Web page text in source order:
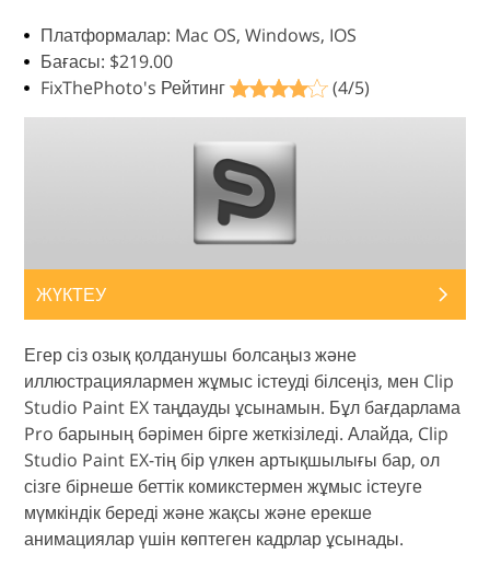
Платформалар: Mac OS, Windows, IOS
Бағасы: $219.00
FixThePhoto's Рейтинг
(4/5)
ЖҮКТЕУ
Егер сіз озық қолданушы болсаңыз және
иллюстрациялармен жұмыс істеуді білсеңіз, мен Clip
Studio Paint EX таңдауды ұсынамын. Бұл бағдарлама
Pro барының бәрімен бірге жеткізіледі. Алайда, Clip
Studio Paint EX-тің бір үлкен артықшылығы бар, ол
сізге бірнеше беттік комикстермен жұмыс істеуге
мүмкіндік береді және жақсы және ерекше
анимациялар үшін көптеген кадрлар ұсынады.